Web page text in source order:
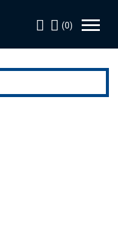
(0)